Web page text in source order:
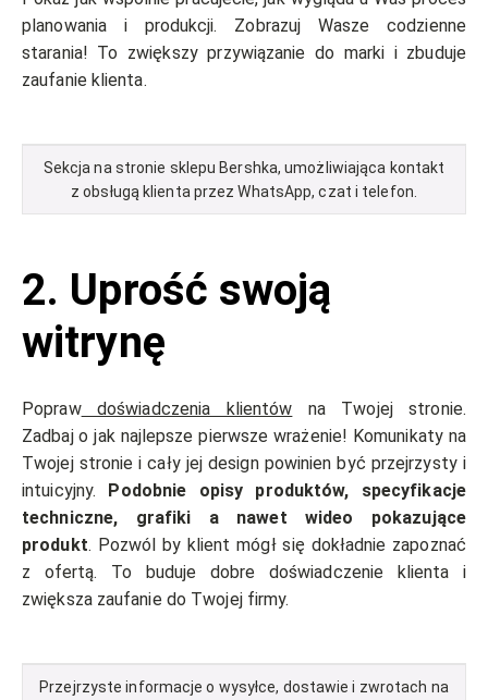
planowania i produkcji. Zobrazuj Wasze codzienne
starania! To zwiększy przywiązanie do marki i zbuduje
zaufanie klienta.
Sekcja na stronie sklepu Bershka, umożliwiająca kontakt
z obsługą klienta przez WhatsApp, czat i telefon.
2. Uprość swoją
witrynę
Poprawdoświadczenia klientów na Twojej stronie.
Zadbaj o jak najlepsze pierwsze wrażenie! Komunikaty na
Twojej stronie i cały jej design powinien być przejrzysty i
intuicyjny. Podobnie opisy produktów, specyfikacje
techniczne, grafiki a nawet wideo pokazujące
produkt. Pozwól by klient mógł się dokładnie zapoznać
z ofertą. To buduje dobre doświadczenie klienta i
zwiększa zaufanie do Twojej firmy.
Przejrzyste informacje o wysyłce, dostawie i zwrotach na